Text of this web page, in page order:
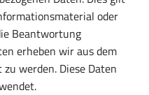
oder
Beantwortung
erheben wir aus dem
werden. Diese Daten